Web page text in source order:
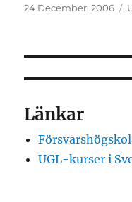
Posted
24 December, 2006
Länkar
UGL-kurser i